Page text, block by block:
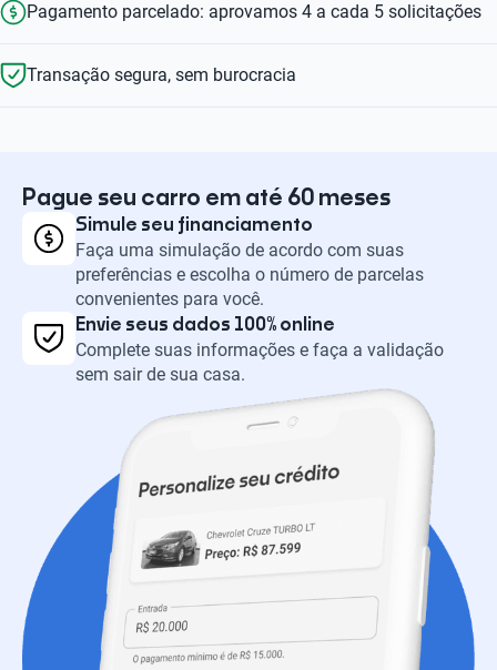
Pagamento parcelado: aprovamos 4 a cada 5 solicitações
Transação segura, sem burocracia
Pague seu carro em até 60 meses
Simule seu financiamento
Faça uma simulação de acordo com suas
preferências e escolha o número de parcelas
convenientes para você.
Envie seus dados 100% online
Complete suas informações e faça a validação
sem sair de sua casa.